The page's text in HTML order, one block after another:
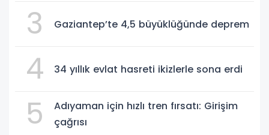
3 Gaziantep’te 4,5 büyüklüğünde deprem
4 34 yıllık evlat hasreti ikizlerle sona erdi
5
Adıyaman için hızlı tren fırsatı: Girişim
çağrısı